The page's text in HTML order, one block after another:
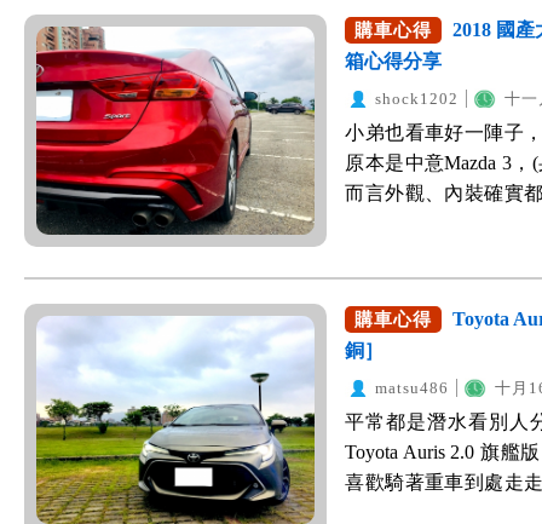
SUV來的小巧，非常
尾燈貫穿整個後車廂
睛，有夠帥！ 全新的
讓車子開起來更加穩
好看。 大鵬展翅，帶
常使用，而且開口高
備用輪胎 一窺車室內
儀表板，時速、轉數
車模式的時候，儀表
式，整個都熱血起來
棒，平均可以達到
下，變擋延後，動力
用的。 Eco模式下，
不會有太大的差異感
了CUV市場，從入門
機(具有Apple
版，又多了IEB自動
LED頭燈....最新的電
很不錯，雙色外觀感
點是在預算範圍內。
另一個就是開起來的
組，那3D體感舒壓座
歡的！唯獨就是後座
多四人坐而已。後座
椅。 後座有兩組
廂空間還算滿大的，
其實不平整，因此原
購車心得
2018 國
箱心得分享
shock1202 十
小弟也看車好一陣子
原本是中意Mazda 3
而言外觀、內裝確實
下定決心。直到聽到
價相比，大幅價降30
1馬力不用5千元就可
馬力，我可以，加上
壓，正好解決心中的
又比預售價再降5萬，
90萬就可以買到200
購車心得
Toyota
銅］
matsu486 十月
平常都是潛水看別人
Toyota Auris 2.0 旗艦
喜歡騎著重車到處走